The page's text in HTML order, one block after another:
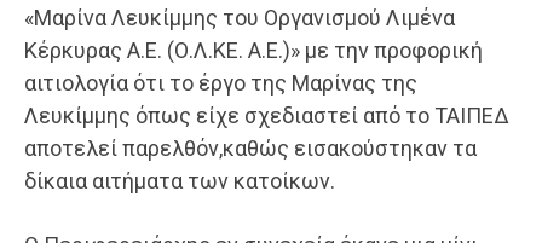
«Μαρίνα Λευκίμμης του Οργανισμού Λιμένα
Κέρκυρας Α.Ε. (Ο.Λ.ΚΕ. Α.Ε.)» με την προφορική
αιτιολογία ότι το έργο της Μαρίνας της
Λευκίμμης όπως είχε σχεδιαστεί από το ΤΑΙΠΕΔ
αποτελεί παρελθόν,καθώς εισακούστηκαν τα
δίκαια αιτήματα των κατοίκων.